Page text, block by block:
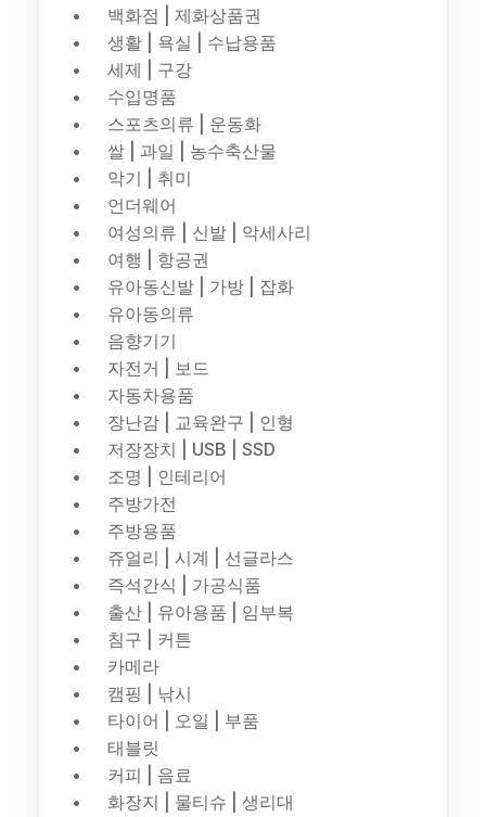
백화점 | 제화상품권
생활 | 욕실 | 수납용품
세제 | 구강
수입명품
스포츠의류 | 운동화
쌀 | 과일 | 농수축산물
악기 | 취미
언더웨어
여성의류 | 신발 | 악세사리
여행 | 항공권
유아동신발 | 가방 | 잡화
유아동의류
음향기기
자전거 | 보드
자동차용품
장난감 | 교육완구 | 인형
저장장치 | USB | SSD
조명 | 인테리어
주방가전
주방용품
쥬얼리 | 시계 | 선글라스
즉석간식 | 가공식품
출산 | 유아용품 | 임부복
침구 | 커튼
카메라
캠핑 | 낚시
타이어 | 오일 | 부품
태블릿
커피 | 음료
화장지 | 물티슈 | 생리대